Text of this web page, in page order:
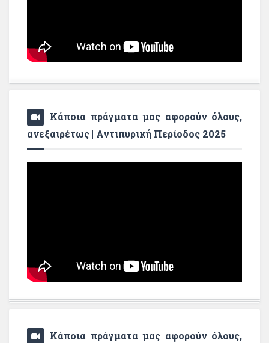
Κάποια πράγματα μας αφορούν όλους,
ανεξαιρέτως | Αντιπυρική Περίοδος 2025
Κάποια πράγματα μας αφορούν όλους,